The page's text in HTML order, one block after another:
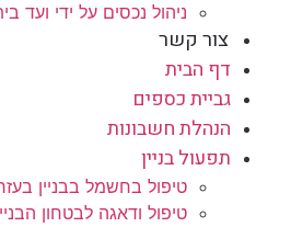
ניהול נכסים על ידי ועד
צור קשר
דף הבית
גביית כספים
הנהלת חשבונות
תפעול בניין
טיפול בחשמל בבניין
טיפול ודאגה לבטחון הבניין